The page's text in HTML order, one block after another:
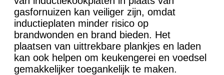
gasfornuizen kan veiliger zijn, omdat
inductieplaten minder risico op
brandwonden en brand bieden. Het
plaatsen van uittrekbare plankjes en laden
kan ook helpen om keukengerei en voedsel
gemakkelijker toegankelijk te maken.